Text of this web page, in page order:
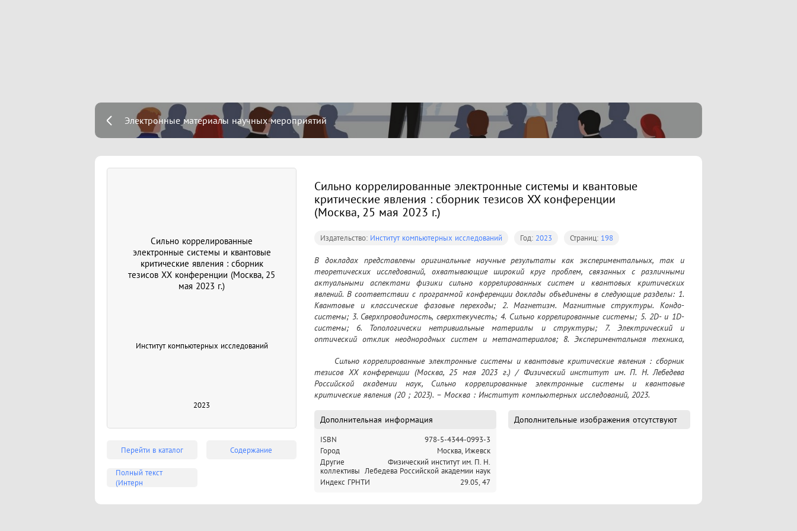
Электронные материалы научных мероприятий
Сильно коррелированные
электронные системы и квантовые
критические явления : сборник
тезисов XX конференции (Москва, 25
мая 2023 г.)
Институт компьютерных исследований
2023
Перейти в каталог Содержание
Полный текст
(Интерн
Сильно коррелированные электронные системы и квантовые
критические явления : сборник тезисов XX конференции
(Москва, 25 мая 2023 г.)
Издательство: Институт компьютерных исследований Год: 2023 Страниц: 198
В докладах представлены оригинальные научные результаты как экспериментальных, так и
теоретических исследований, охватывающие широкий круг проблем, связанных с различными
актуальными аспектами физики сильно коррелированных систем и квантовых критических
явлений. В соответствии с программой конференции доклады объединены в следующие разделы: 1.
Квантовые и классические фазовые переходы; 2. Магнетизм. Магнитные структуры. Кондо-
системы; 3. Сверхпроводимость, сверхтекучесть; 4. Сильно коррелированные системы; 5. 2D- и 1D-
системы; 6. Топологически нетривиальные материалы и структуры; 7. Электрический и
оптический отклик неоднородных систем и метаматериалов; 8. Экспериментальная техника,
тезисов XX конференции (Москва, 25 мая 2023 г.) / Физический институт им. П. Н. Лебедева
Российской академии наук, Сильно коррелированные электронные системы и квантовые
критические явления (20 ; 2023). – Москва : Институт компьютерных исследований, 2023.
Дополнительная информация
ISBN
978-5-4344-0993-3
Город
Москва, Ижевск
Другие
коллективы
Физический институт им. П. Н.
Лебедева Российской академии наук
Индекс ГРНТИ
29.05, 47
Дополнительные изображения отсутствуют